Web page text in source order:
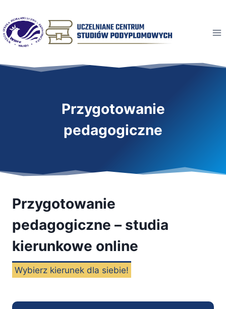
do
treści
Przygotowanie
pedagogiczne
Przygotowanie
pedagogiczne – studia
kierunkowe online
Wybierz kierunek dla siebie!